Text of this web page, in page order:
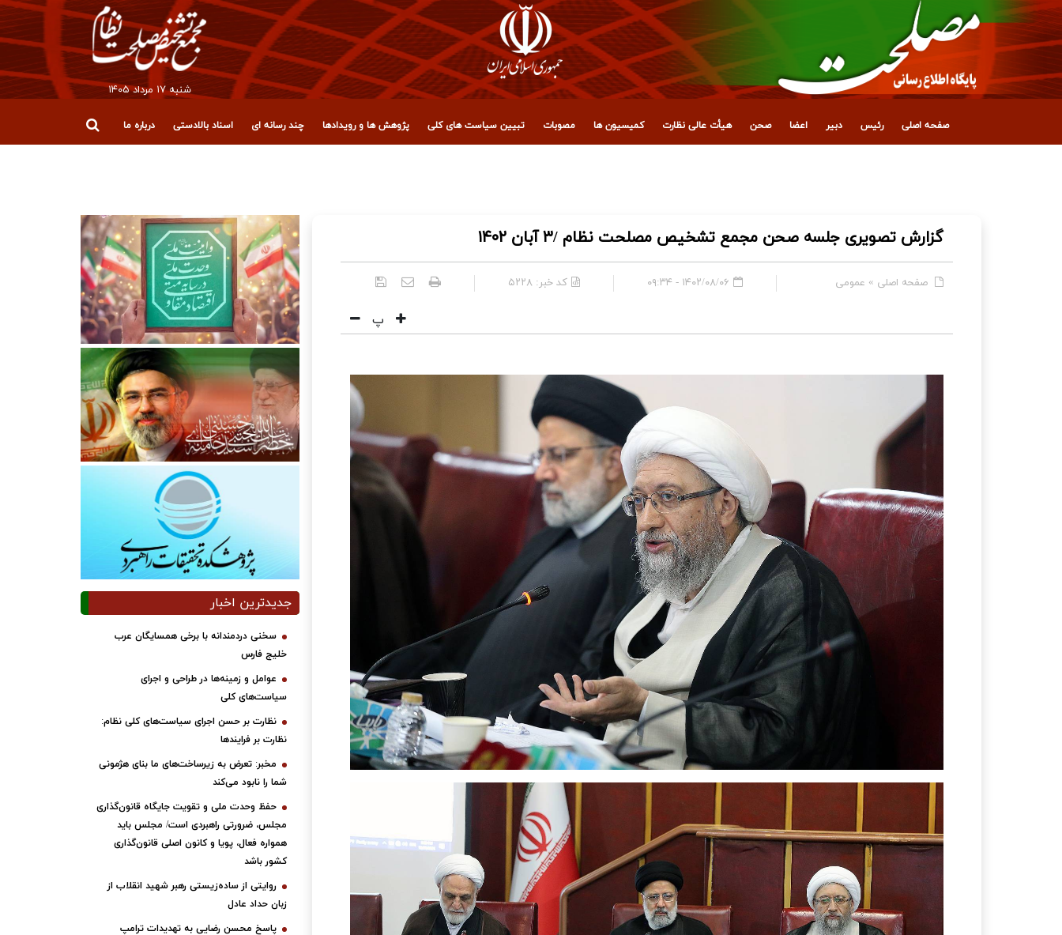
شنبه ۱۷ مرداد ۱۴۰۵
صفحه اصلی رئیس دبیر اعضا صحن هیأت عالی نظارت کمیسیون ها مصوبات تبیین سیاست های کلی پژوهش ها و رویدادها چند رسانه ای اسناد بالادستی درباره ما
گزارش تصویری جلسه صحن مجمع تشخیص مصلحت نظام /۳ آبان ۱۴۰۲
صفحه اصلی » عمومی ۱۴۰۲/۰۸/۰۶ - ۰۹:۳۴ کد خبر: ۵۲۲۸
پ
جدیدترین اخبار
سخنی دردمندانه با برخی همسایگان عرب
خلیج فارس
عوامل و زمینه‌ها در طراحی و اجرای
سیاست‌های کلی
نظارت بر حسن اجرای سیاست‌های کلی نظام:
نظارت بر فرایندها
مخبر: تعرض به زیرساخت‌های ما بنای هژمونی
شما را نابود می‌کند
حفظ وحدت ملی و تقویت جایگاه قانون‌گذاری
مجلس، ضرورتی راهبردی است/ مجلس باید
همواره فعال، پویا و کانون اصلی قانون‌گذاری
کشور باشد
روایتی از ساده‌زیستی رهبر شهید انقلاب از
زبان حداد عادل
پاسخ محسن رضایی به تهدیدات ترامپ